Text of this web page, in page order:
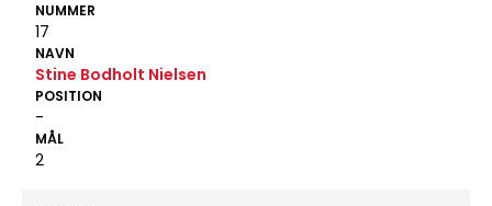
NUMMER
17
NAVN
Stine Bodholt Nielsen
POSITION
-
MÅL
2